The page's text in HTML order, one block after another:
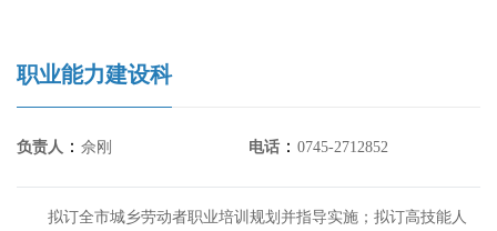
职业能力建设科
负责人 ： 佘刚 电话 ： 0745-2712852
拟订全市城乡劳动者职业培训规划并指导实施；拟订高技能人